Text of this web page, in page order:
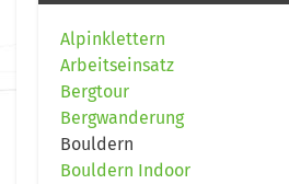
Alpinklettern
Arbeitseinsatz
Bergtour
Bergwanderung
Bouldern
Bouldern Indoor